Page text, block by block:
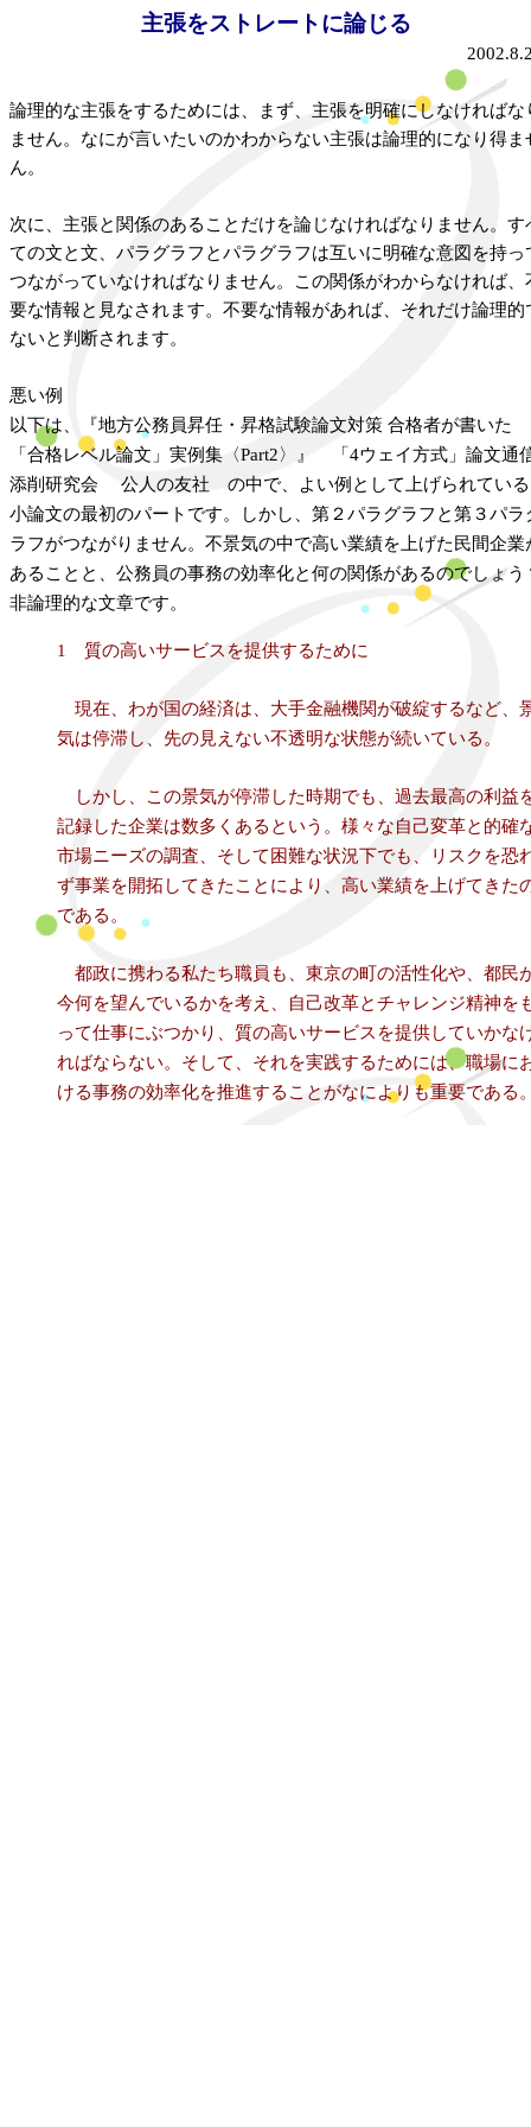
主張をストレートに論じる
論理的な主張をするためには、まず、主張を明確にしなければな
ません。なにが言いたいのかわからない主張は論理的になり得ま
ん。
次に、主張と関係のあることだけを論じなければなりません。す
ての文と文、パラグラフとパラグラフは互いに明確な意図を持っ
つながっていなければなりません。この関係がわからなければ、
要な情報と見なされます。不要な情報があれば、それだけ論理的
ないと判断されます。
悪い例
以下は、
『地方公務員昇任・昇格試験論文対策 合格者が書いた
「合格レベル論文」実例集〈Part2〉』 「 4ウェイ方式」論文通
添削研究会
公人の友社 の中で、よい例として上げられている
小論文の最初のパートです。しかし、第２パラグラフと第３パラ
ラフがつながりません。不景気の中で高い業績を上げた民間企業
あることと、公務員の事務の効率化と何の関係があるのでしょう
非論理的な文章です。
1 質の高いサービスを提供するために
現在、わが国の経済は、大手金融機関が破綻するなど、
気は停滞し、先の見えない不透明な状態が続いている。
しかし、この景気が停滞した時期でも、過去最高の利益
記録した企業は数多くあるという。様々な自己変革と的確
市場ニーズの調査、そして困難な状況下でも、リスクを恐
ず事業を開拓してきたことにより、高い業績を上げてきた
である。
都政に携わる私たち職員も、東京の町の活性化や、都民
今何を望んでいるかを考え、自己改革とチャレンジ精神を
って仕事にぶつかり、質の高いサービスを提供していかな
ればならない。そして、それを実践するためには、職場に
ける事務の効率化を推進することがなによりも重要である